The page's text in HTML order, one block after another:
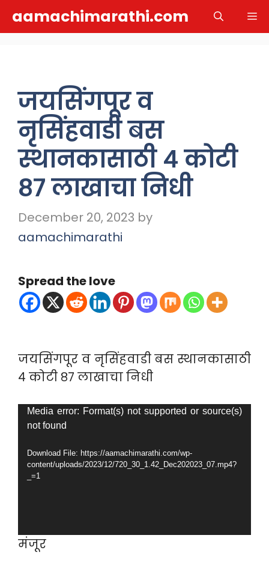
aamachimarathi.com
जयसिंगपूर व
नृसिंहवाडी बस
स्थानकासाठी ४ कोटी
८७ लाखाचा निधी
December 20, 2023 by
aamachimarathi
Spread the love
जयसिंगपूर व नृसिंहवाडी बस स्थानकासाठी
४ कोटी ८७ लाखाचा निधी
Video
Player
Media error: Format(s) not supported or source(s)
not found
Download File: https://aamachimarathi.com/wp-
content/uploads/2023/12/720_30_1.42_Dec202023_07.mp4?
_=1
मंजूर